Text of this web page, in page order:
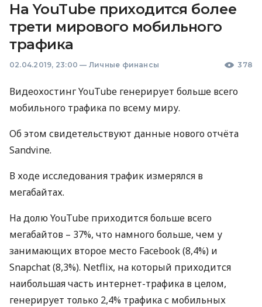
На YouTube приходится более
трети мирового мобильного
трафика
02.04.2019, 23:00 — Личные финансы 378
Видеохостинг YouTube генерирует больше всего
мобильного трафика по всему миру.
Об этом свидетельствуют данные нового отчёта
Sandvine.
В ходе исследования трафик измерялся в
мегабайтах.
На долю YouTube приходится больше всего
мегабайтов – 37%, что намного больше, чем у
занимающих второе место Facebook (8,4%) и
Snapchat (8,3%). Netflix, на который приходится
наибольшая часть интернет-трафика в целом,
генерирует только 2,4% трафика с мобильных